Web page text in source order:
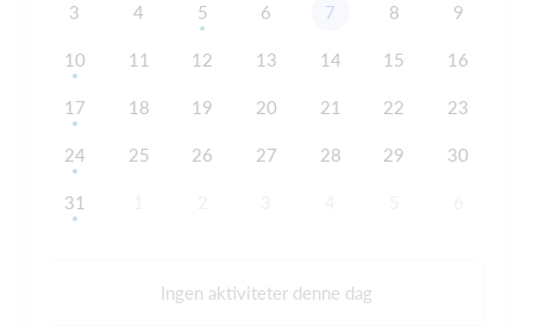
3 4 5 6 7 8 9
10 11 12 13 14 15 16
17 18 19 20 21 22 23
24 25 26 27 28 29 30
31
Ingen aktiviteter denne dag